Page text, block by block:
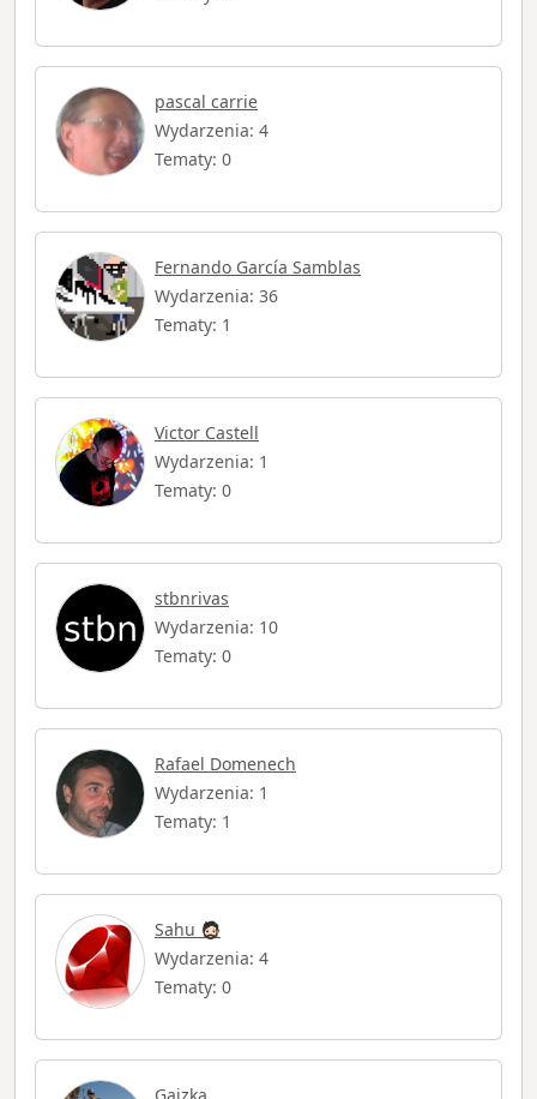
pascal carrie
Wydarzenia: 4
Tematy: 0
Fernando García Samblas
Wydarzenia: 36
Tematy: 1
Victor Castell
Wydarzenia: 1
Tematy: 0
stbnrivas
Wydarzenia: 10
Tematy: 0
Rafael Domenech
Wydarzenia: 1
Tematy: 1
Sahu 🧔🏻
Wydarzenia: 4
Tematy: 0